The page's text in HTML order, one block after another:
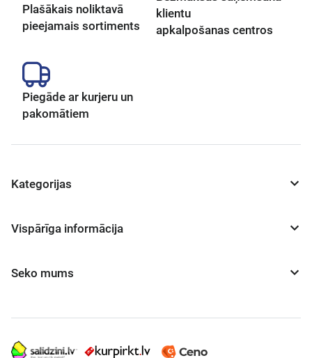
Plašākais noliktavā
pieejamais sortiments
klientu
apkalpošanas centros
Piegāde ar kurjeru un
pakomātiem
Kategorijas
Vispārīga informācija
Seko mums